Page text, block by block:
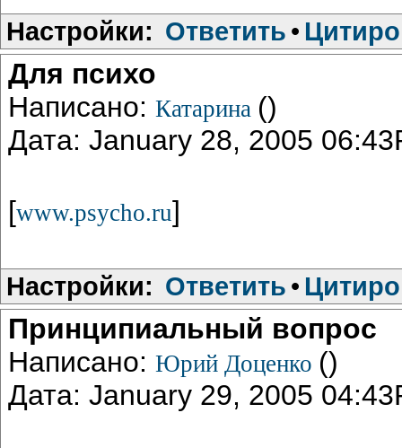
Настройки: Ответить •
Для психо
Написано: Катарина ()
Дата: January 28, 2005
[www.psycho.ru]
Настройки: Ответить •
Принципиальный вопрос
Написано: Юрий Доценко ()
Дата: January 29, 2005